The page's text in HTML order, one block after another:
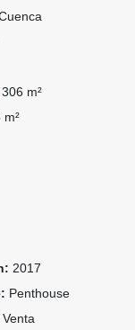
306 m²
m²
2017
Penthouse
Venta